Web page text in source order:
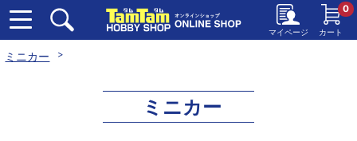
マイページ カート
0
ミニカー
ミニカー